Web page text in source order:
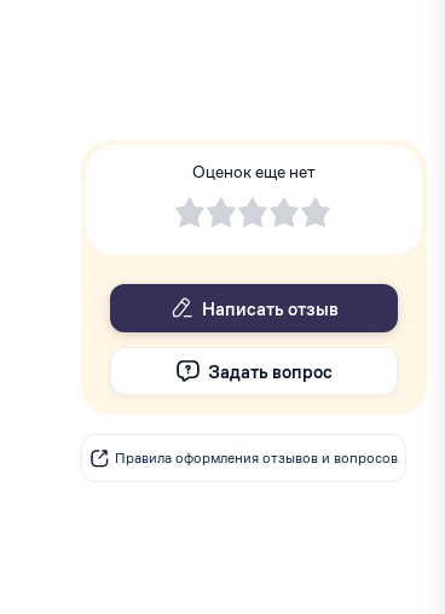
Оценок еще нет
Написать отзыв
Задать вопрос
Правила оформления отзывов и вопросов